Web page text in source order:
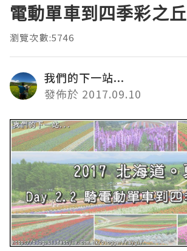
電動單車到四季彩之丘
瀏覽次數:5746
我們的下一站...
發佈於 2017.09.10